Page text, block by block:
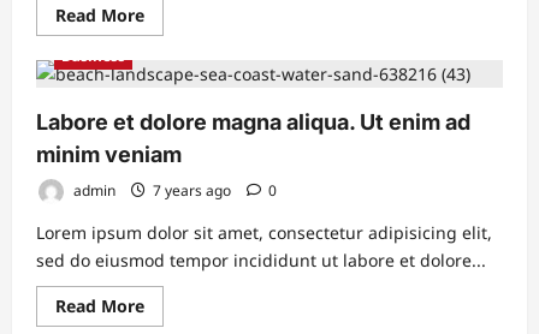
Read MoreRead
more
‘परंपरा
&
की
कहानी:
बीपी
ऑयल
मिल्स
की
मीट
छाया
हाथी
मार्का
Business
Labore et dolore magna aliqua. Ut enim ad
minim veniam
admin 7 years ago 0
Lorem ipsum dolor sit amet, consectetur adipisicing elit,
sed do eiusmod tempor incididunt ut labore et dolore...
Read MoreRead
more